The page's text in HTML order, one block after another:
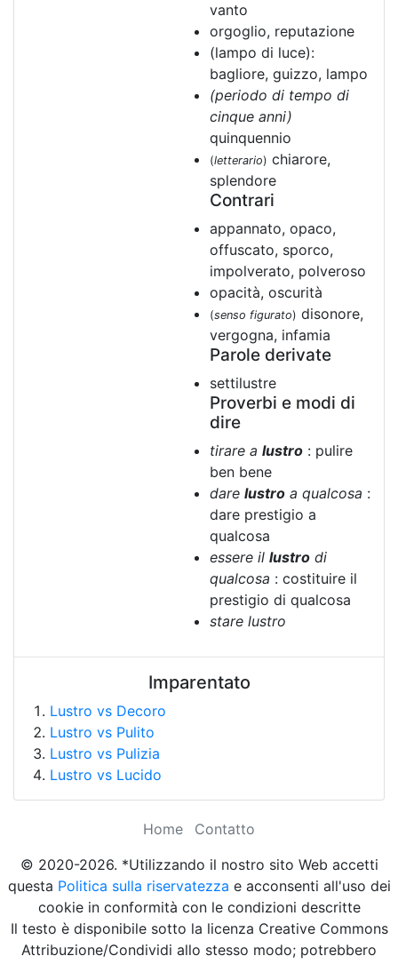
vanto
orgoglio, reputazione
(lampo di luce):
bagliore, guizzo, lampo
(periodo di tempo di
cinque anni)
quinquennio
(letterario) chiarore,
splendore
Contrari
appannato, opaco,
offuscato, sporco,
impolverato, polveroso
opacità, oscurità
(senso figurato) disonore,
vergogna, infamia
Parole derivate
settilustre
Proverbi e modi di
dire
tirare a lustro : pulire
ben bene
dare lustro a qualcosa :
dare prestigio a
qualcosa
essere il lustro di
qualcosa : costituire il
prestigio di qualcosa
stare lustro
Imparentato
Lustro vs Decoro
Lustro vs Pulito
Lustro vs Pulizia
Lustro vs Lucido
Home
Contatto
© 2020-2026. *Utilizzando il nostro sito Web accetti
questa Politica sulla riservatezza e acconsenti all'uso dei
cookie in conformità con le condizioni descritte
Il testo è disponibile sotto la licenza Creative Commons
Attribuzione/Condividi allo stesso modo; potrebbero